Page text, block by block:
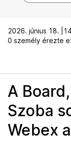
2026. június 18. |
0 személy érezte
A
Szoba
Webex